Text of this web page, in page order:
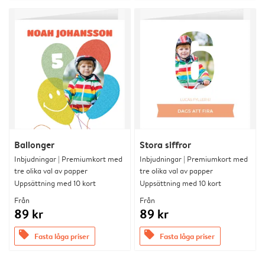
Ballonger
Inbjudningar | Premiumkort med
tre olika val av papper
Uppsättning med 10 kort
Från
89 kr
offers Fasta låga priser
Stora siffror
Inbjudningar | Premiumkort med
tre olika val av papper
Uppsättning med 10 kort
Från
89 kr
offers Fasta låga priser